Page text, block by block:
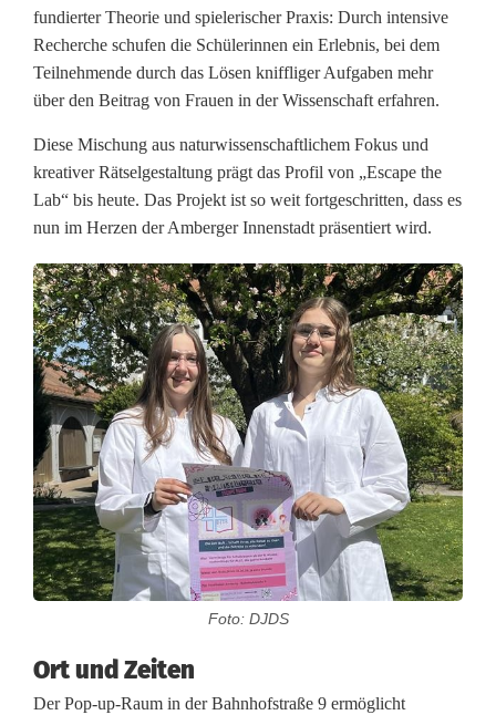
-
R
o
o
m
v
e
r
m
i
t
e
l
t
o
fundierter Theorie und spielerischer Praxis: Durch intensive
Recherche schufen die Schülerinnen ein Erlebnis, bei dem
Teilnehmende durch das Lösen kniffliger Aufgaben mehr
über den Beitrag von Frauen in der Wissenschaft erfahren.
Diese Mischung aus naturwissenschaftlichem Fokus und
kreativer Rätselgestaltung prägt das Profil von „Escape the
Lab“ bis heute. Das Projekt ist so weit fortgeschritten, dass es
nun im Herzen der Amberger Innenstadt präsentiert wird.
Foto: DJDS
Ort und Zeiten
Der Pop-up-Raum in der Bahnhofstraße 9 ermöglicht